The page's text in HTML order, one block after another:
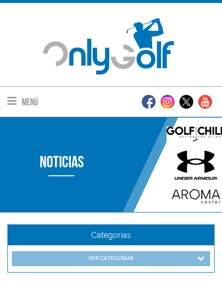
Menú
Noticias
Categorías
VER CATEGORÍAS